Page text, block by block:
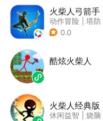
火柴人弓箭手
动作冒险
塔防
| 火柴人
0.0
酷炫火柴人
火柴人经典版
休闲益智 烧脑